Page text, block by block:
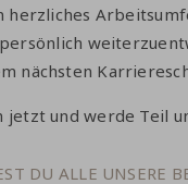
herzliches
nächsten
jetzt und werde Teil
DU ALLE UNSERE